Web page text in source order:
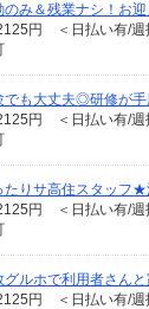
み＆残業ナシ！お迎
円 ＜日払い有/週
でも大丈夫◎研修が
円 ＜日払い有/週
りサ高住スタッフ
円 ＜日払い有/週
グルホで利用者さん
円 ＜日払い有/週